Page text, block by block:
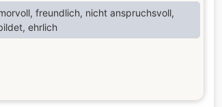
freundlich, nicht anspruchsvoll,
ehrlich